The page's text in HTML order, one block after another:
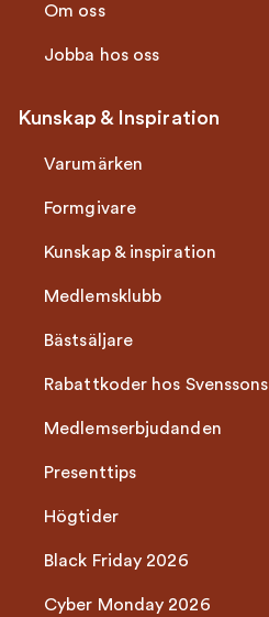
Om oss
Jobba hos oss
Kunskap & Inspiration
Varumärken
Formgivare
Kunskap & inspiration
Medlemsklubb
Bästsäljare
Rabattkoder hos Svenssons
Medlemserbjudanden
Presenttips
Högtider
Black Friday 2026
Cyber Monday 2026